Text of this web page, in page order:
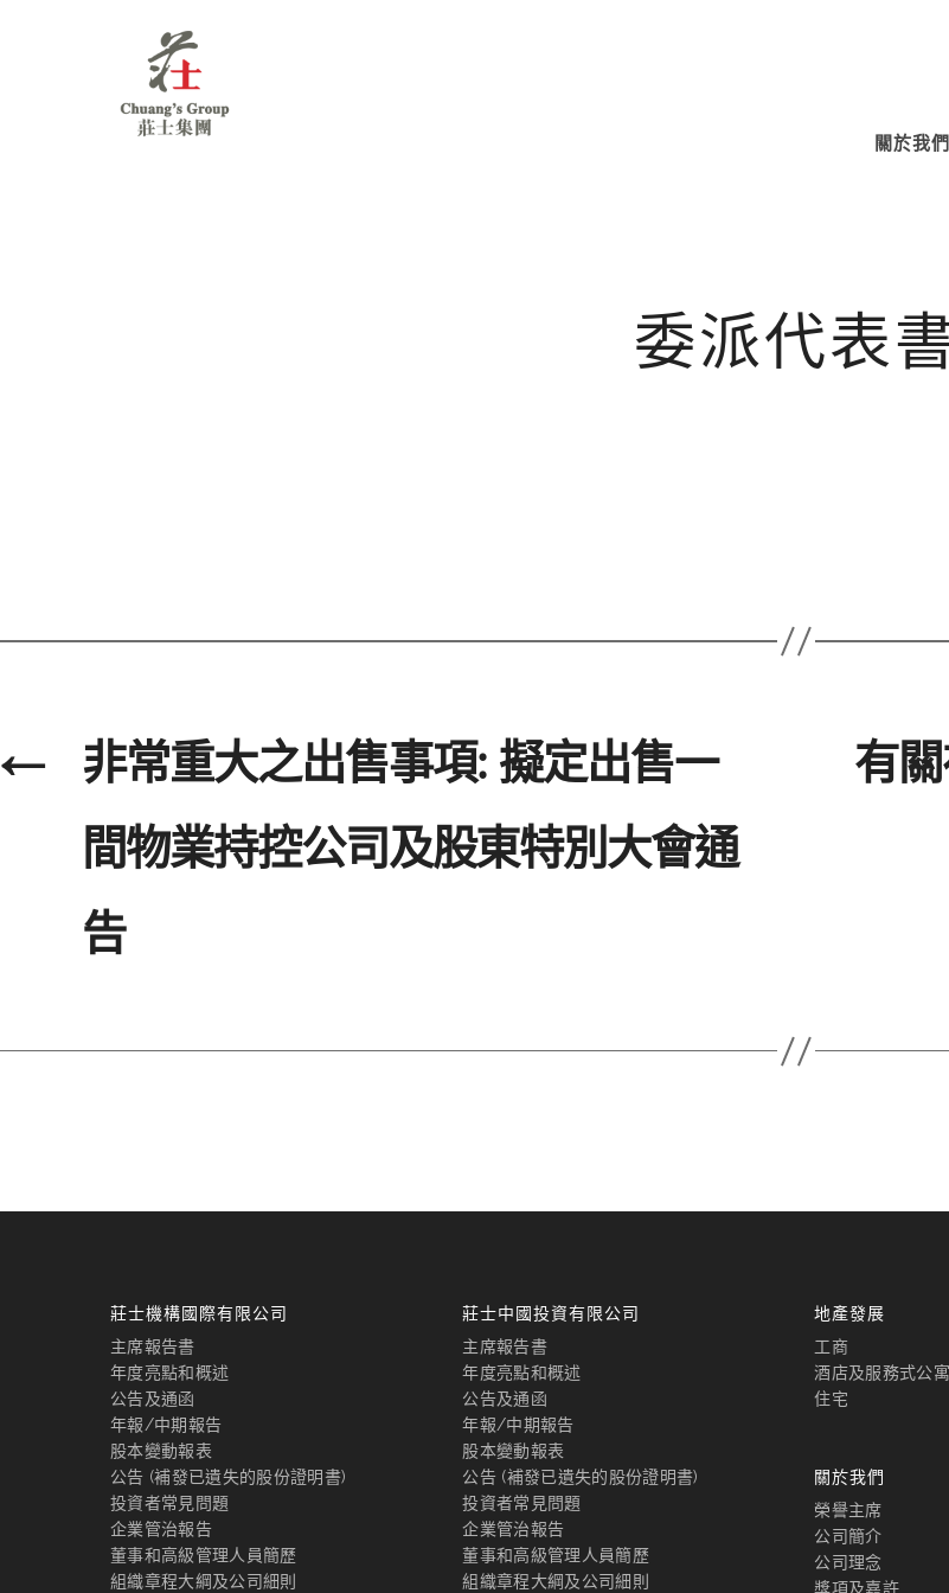
關於我們
委派代表
←
非常重大之出售事項: 擬定出售一
間物業持控公司及股東特別大會通
告
有
莊士機構國際有限公司
主席報告書
年度亮點和概述
公告及通函
年報/中期報告
股本變動報表
公告 (補發已遺失的股份證明書)
投資者常見問題
企業管治報告
董事和高級管理人員簡歷
組織章程大綱及公司細則
莊士中國投資有限公司
主席報告書
年度亮點和概述
公告及通函
年報/中期報告
股本變動報表
公告 (補發已遺失的股份證明書)
投資者常見問題
企業管治報告
董事和高級管理人員簡歷
組織章程大綱及公司細則
地產發展
工商
酒店及服務式公寓
住宅
關於我們
榮譽主席
公司簡介
公司理念
獎項及嘉許